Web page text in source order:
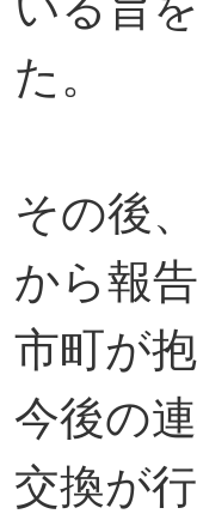
た。
その後
から報
市町が
今後の
交換が